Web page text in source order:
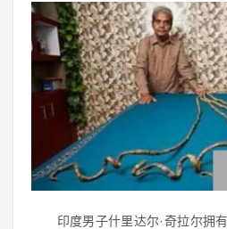
印度男子什里达尔·奇拉尔拥有